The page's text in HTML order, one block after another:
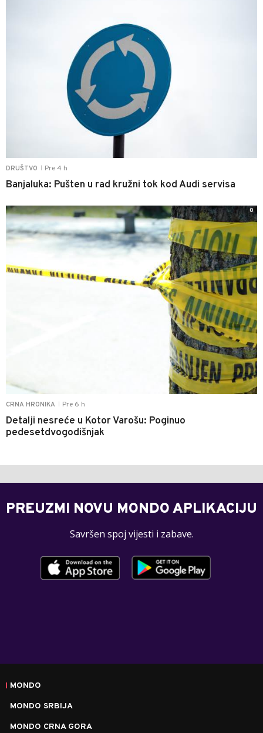
DRUŠTVO Pre 4 h
Banjaluka: Pušten u rad kružni tok kod Audi servisa
CRNA HRONIKA Pre 6 h
Detalji nesreće u Kotor Varošu: Poginuo
pedesetdvogodišnjak
0
PREUZMI NOVU MONDO APLIKACIJU
Savršen spoj vijesti i zabave.
MONDO
MONDO SRBIJA
MONDO CRNA GORA